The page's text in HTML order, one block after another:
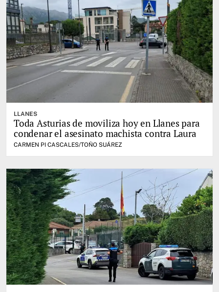
LLANES
Toda Asturias de moviliza hoy en Llanes para
condenar el asesinato machista contra Laura
CARMEN PI CASCALES/TOÑO SUÁREZ